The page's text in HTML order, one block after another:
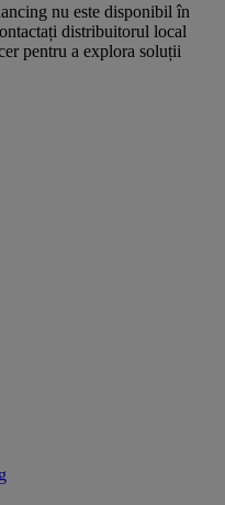
nu este disponibil în
distribuitorul local
pentru a explora soluții